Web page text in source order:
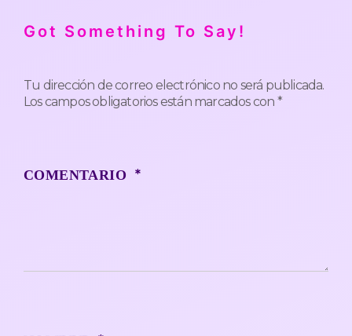
Got Something To Say!
Tu dirección de correo electrónico no será publicada.
Los campos obligatorios están marcados con *
COMENTARIO*